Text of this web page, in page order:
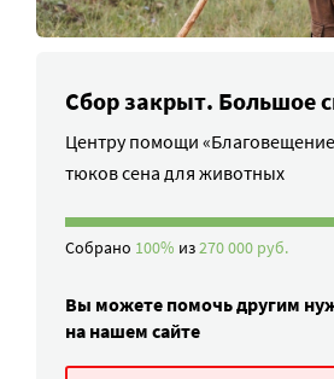
Сбор закрыт. Большое
Центру помощи
тюков сена для животных
Собрано 100% из270 000 руб.
Вы можете помочь другим
на нашем сайте